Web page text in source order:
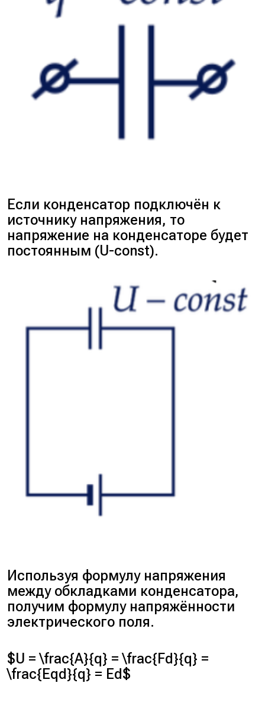
Если конденсатор подключён к
источнику напряжения, то
напряжение на конденсаторе будет
постоянным (U-const).
Используя формулу напряжения
между обкладками конденсатора,
получим формулу напряжённости
электрического поля.
$U = \frac{A}{q} = \frac{Fd}{q} =
\frac{Eqd}{q} = Ed$